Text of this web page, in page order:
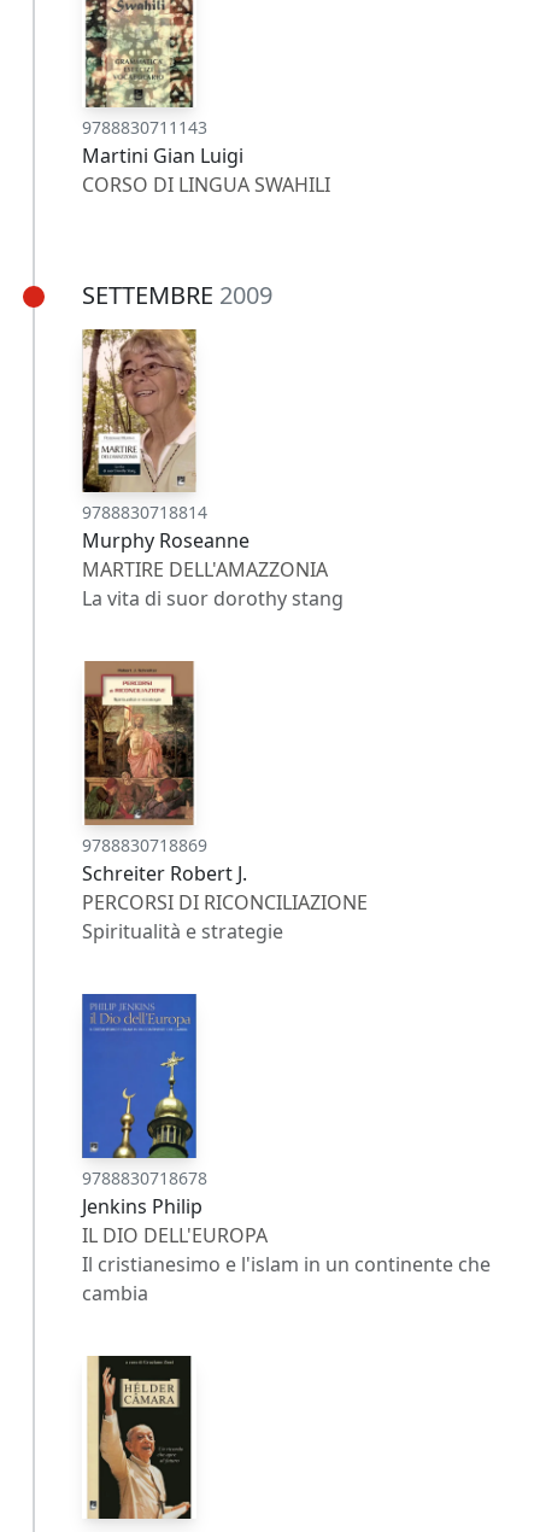
9788830711143
Martini Gian Luigi
CORSO DI LINGUA SWAHILI
SETTEMBRE 2009
9788830718814
Murphy Roseanne
MARTIRE DELL'AMAZZONIA
La vita di suor dorothy stang
9788830718869
Schreiter Robert J.
PERCORSI DI RICONCILIAZIONE
Spiritualità e strategie
9788830718678
Jenkins Philip
IL DIO DELL'EUROPA
Il cristianesimo e l'islam in un continente che
cambia